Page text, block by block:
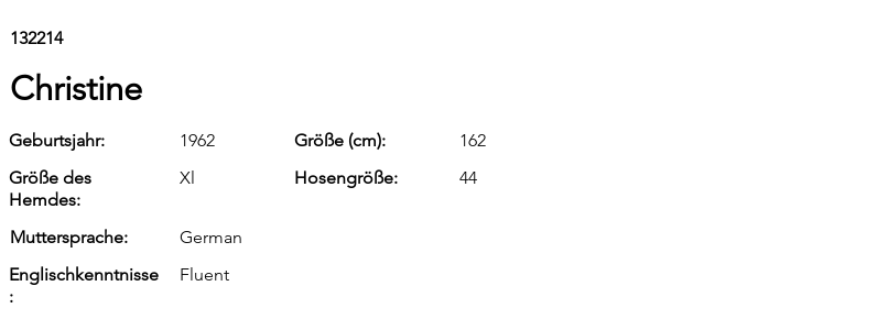
132214
Christine
Geburtsjahr: 1962 Größe (cm):
162
Größe des
Hemdes:
Xl Hosengröße: 44
Muttersprache:
German
Englischkenntnisse
:
Fluent